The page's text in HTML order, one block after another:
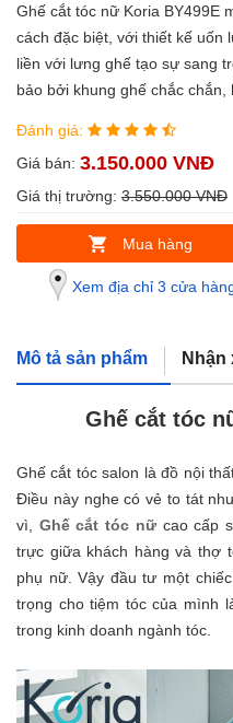
Ghế cắt tóc nữ Koria BY499E
cách đặc biệt, với thiết kế uốn
liền với lưng ghế tạo sự sang
bảo bởi khung ghế chắc chắn,
Đánh giá:
Giá bán: 3.150.000 VNĐ
Giá thị trường: 3.550.000 VNĐ
Mua hàng
Xem địa chỉ 3 cửa
Mô tả sản phẩm Nhận
Ghế cắt tóc
Ghế cắt tóc salon là đồ nội
Điều này nghe có vẻ to tát
vì, Ghế cắt tóc nữ cao cấp
trực giữa khách hàng và thợ
phụ nữ. Vậy đầu tư một
trọng cho tiệm tóc của mình
trong kinh doanh ngành tóc.